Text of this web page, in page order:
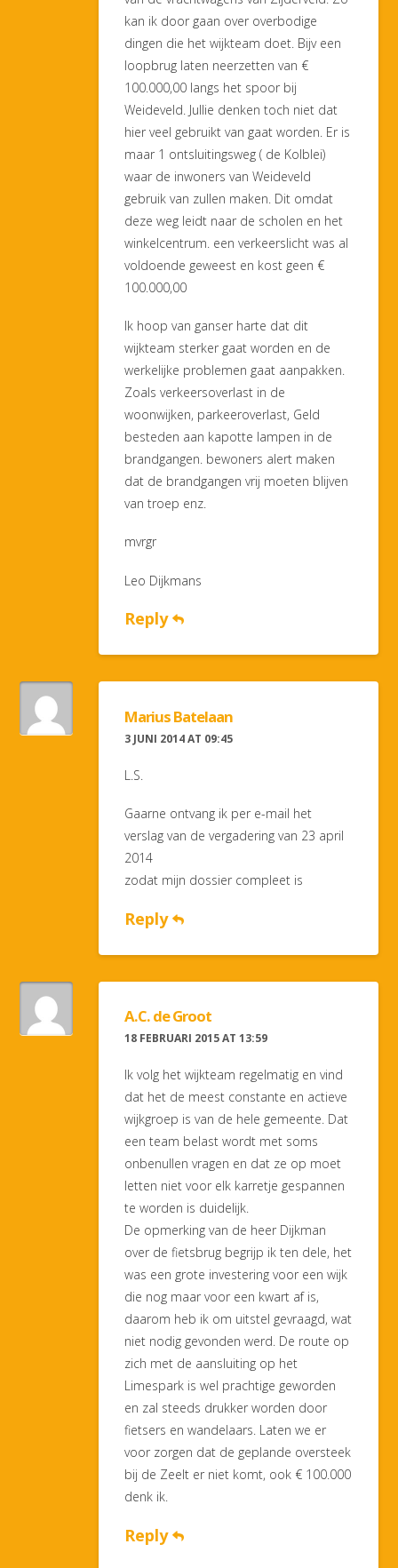
kan ik door gaan over overbodige
dingen die het wijkteam doet. Bijv een
loopbrug laten neerzetten van €
100.000,00 langs het spoor bij
Weideveld. Jullie denken toch niet dat
hier veel gebruikt van gaat worden. Er is
maar 1 ontsluitingsweg ( de Kolblei)
waar de inwoners van Weideveld
gebruik van zullen maken. Dit omdat
deze weg leidt naar de scholen en het
winkelcentrum. een verkeerslicht was al
voldoende geweest en kost geen €
100.000,00
Ik hoop van ganser harte dat dit
wijkteam sterker gaat worden en de
werkelijke problemen gaat aanpakken.
Zoals verkeersoverlast in de
woonwijken, parkeeroverlast, Geld
besteden aan kapotte lampen in de
brandgangen. bewoners alert maken
dat de brandgangen vrij moeten blijven
van troep enz.
mvrgr
Leo Dijkmans
Reply
Marius Batelaan
3 JUNI 2014 AT 09:45
L.S.
Gaarne ontvang ik per e-mail het
verslag van de vergadering van 23 april
2014
zodat mijn dossier compleet is
Reply
A.C. de Groot
18 FEBRUARI 2015 AT 13:59
Ik volg het wijkteam regelmatig en vind
dat het de meest constante en actieve
wijkgroep is van de hele gemeente. Dat
een team belast wordt met soms
onbenullen vragen en dat ze op moet
letten niet voor elk karretje gespannen
te worden is duidelijk.
De opmerking van de heer Dijkman
over de fietsbrug begrijp ik ten dele, het
was een grote investering voor een wijk
die nog maar voor een kwart af is,
daarom heb ik om uitstel gevraagd, wat
niet nodig gevonden werd. De route op
zich met de aansluiting op het
Limespark is wel prachtige geworden
en zal steeds drukker worden door
fietsers en wandelaars. Laten we er
voor zorgen dat de geplande oversteek
bij de Zeelt er niet komt, ook € 100.000
denk ik.
Reply